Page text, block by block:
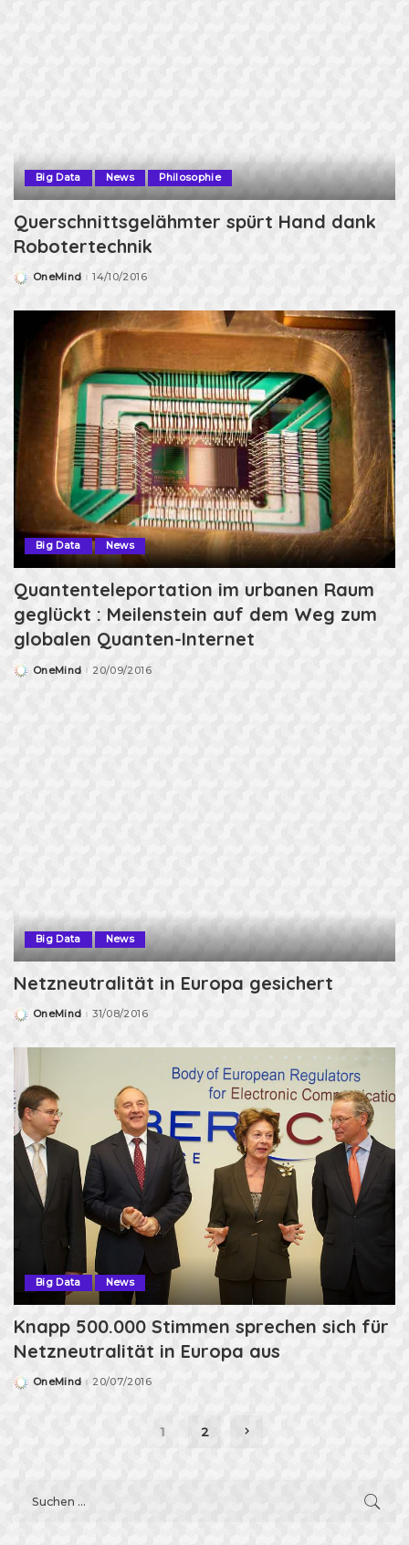
Big Data News Philosophie
Querschnittsgelähmter spürt Hand dank
Robotertechnik
PostedOneMind 14/10/2016
Big Data News
Quantenteleportation im urbanen Raum
geglückt : Meilenstein auf dem Weg zum
globalen Quanten-Internet
PostedOneMind 20/09/2016
Big Data News
Netzneutralität in Europa gesichert
PostedOneMind 31/08/2016
Big Data News
Knapp 500.000 Stimmen sprechen sich für
Netzneutralität in Europa aus
PostedOneMind 20/07/2016
1 2